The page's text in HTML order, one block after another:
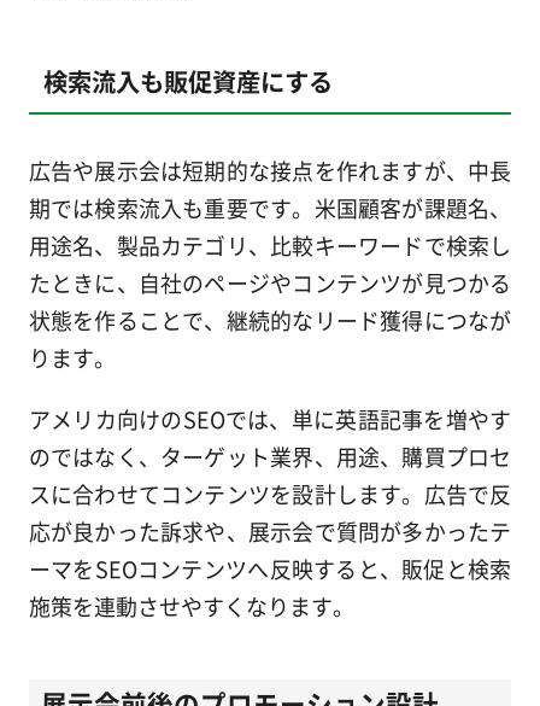
検索流入も販促資産にする
広告や展示会は短期的な接点を作れますが、中長
期では検索流入も重要です。米国顧客が課題名、
用途名、製品カテゴリ、比較キーワードで検索し
たときに、自社のページやコンテンツが見つかる
状態を作ることで、継続的なリード獲得につなが
ります。
アメリカ向けのSEOでは、単に英語記事を増やす
のではなく、ターゲット業界、用途、購買プロセ
スに合わせてコンテンツを設計します。広告で反
応が良かった訴求や、展示会で質問が多かったテ
ーマをSEOコンテンツへ反映すると、販促と検索
施策を連動させやすくなります。